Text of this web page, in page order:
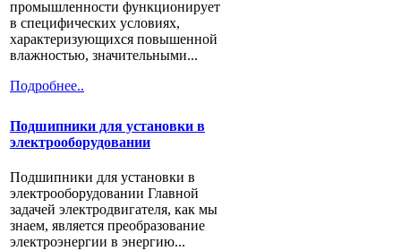
промышленности функционирует
в специфических условиях,
характеризующихся повышенной
влажностью, значительными...
Подробнее..
Подшипники для установки в
электрооборудовании
Подшипники для установки в
электрооборудовании Главной
задачей электродвигателя, как мы
знаем, является преобразование
электроэнергии в энергию...